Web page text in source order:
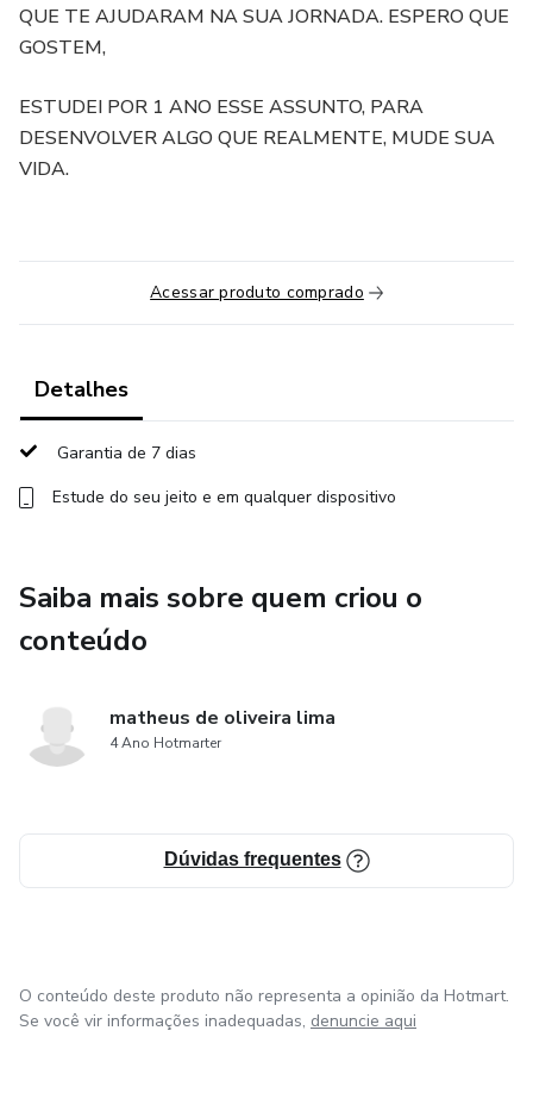
QUE TE AJUDARAM NA SUA JORNADA. ESPERO QUE
GOSTEM,
ESTUDEI POR 1 ANO ESSE ASSUNTO, PARA
DESENVOLVER ALGO QUE REALMENTE, MUDE SUA
VIDA.
Acessar produto comprado
Detalhes
Garantia de 7 dias
Estude do seu jeito e em qualquer dispositivo
Saiba mais sobre quem criou o
conteúdo
matheus de oliveira lima
4 Ano Hotmarter
Dúvidas frequentes
O conteúdo deste produto não representa a opinião da Hotmart.
Se você vir informações inadequadas, denuncie aqui